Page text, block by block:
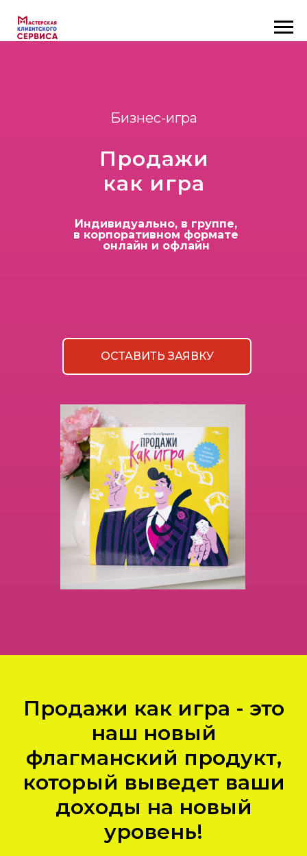
ОСТАВИТЬ ЗАЯВКУ
Продажи
как игра
Бизнес-игра
Индивидуально, в группе,
в корпоративном формате
онлайн и офлайн
Продажи как игра - это
наш новый
флагманский продукт,
который выведет ваши
доходы на новый
уровень!